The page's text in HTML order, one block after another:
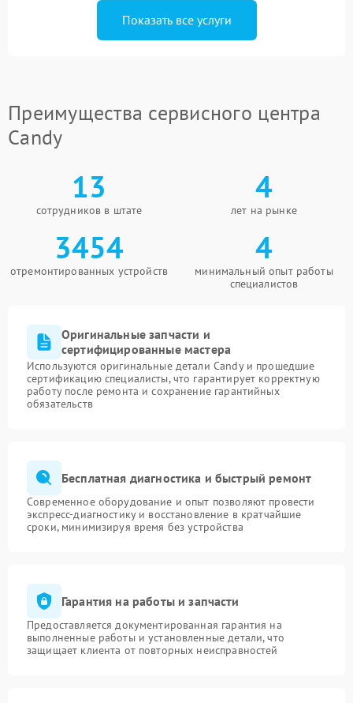
Показать все услуги
Преимущества сервисного центра
Candy
13
сотрудников в штате
4
лет на рынке
3454
отремонтированных устройств
4
минимальный опыт работы
специалистов
Оригинальные запчасти и
сертифицированные мастера
Используются оригинальные детали Candy и прошедшие
сертификацию специалисты, что гарантирует корректную
работу после ремонта и сохранение гарантийных
обязательств
Бесплатная диагностика и быстрый ремонт
Современное оборудование и опыт позволяют провести
экспресс-диагностику и восстановление в кратчайшие
сроки, минимизируя время без устройства
Гарантия на работы и запчасти
Предоставляется документированная гарантия на
выполненные работы и установленные детали, что
защищает клиента от повторных неисправностей